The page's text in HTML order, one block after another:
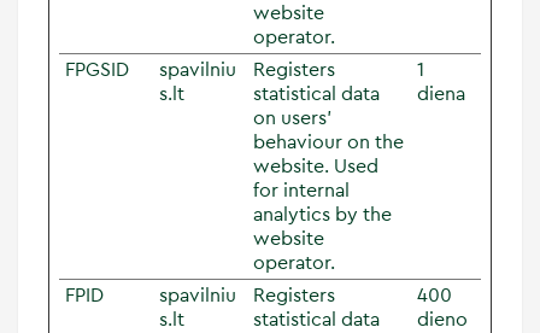
website
operator.
FPGSID
spavilniu
s.lt
Registers
statistical data
on users'
behaviour on the
website. Used
for internal
analytics by the
website
operator.
1
diena
FPID
spavilniu
s.lt
Registers
statistical data
400
dieno